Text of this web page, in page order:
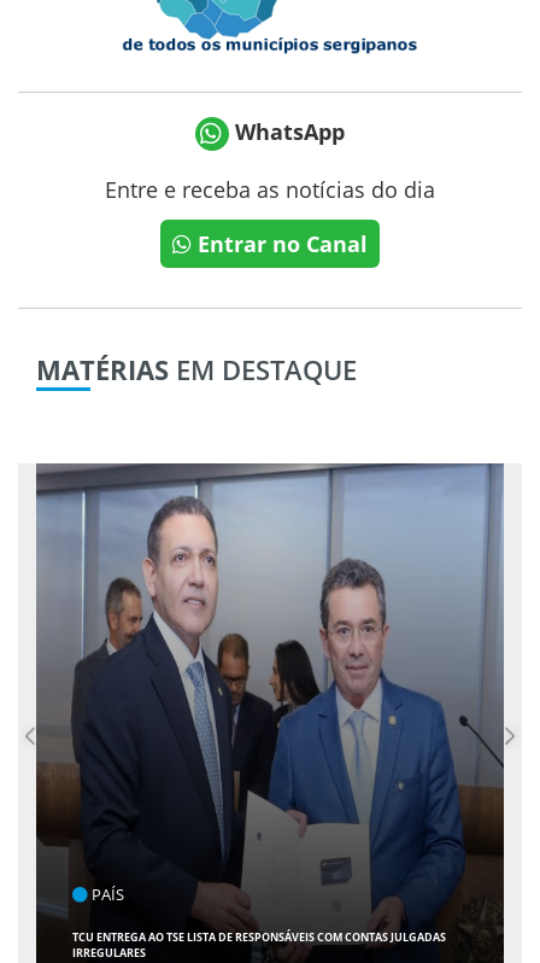
WhatsApp
Entre e receba as notícias do dia
Entrar no Canal
MATÉRIAS EM DESTAQUE
ENTRETENIMENTO
ARACAJU RECEBE ESPETÁCULO INFANTIL "SPIDEY E SEUS AMIGOS" COM
AVENTURA AO VIVO NO TEATRO ATHENEU